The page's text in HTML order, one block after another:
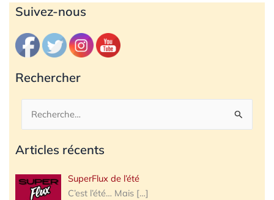
Suivez-nous
Rechercher
Rechercher :
Articles récents
SuperFlux de l’été
C’est l’été… Mais […]
Archives